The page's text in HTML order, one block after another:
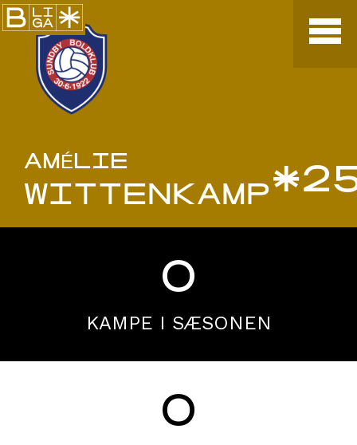
AMÉLIE
WITTENKAMP
0
KAMPE I SÆSONEN
0